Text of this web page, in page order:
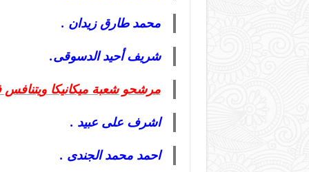
محمد طارق زيدان .
شريف أحيد الدسوقى.
مرشحو شعبة ميكانيكا ويتنافس فيها
اشرف على عبيد .
احمد محمد الجندى .